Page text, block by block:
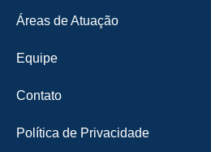
Áreas de Atuação
Equipe
Contato
Política de Privacidade